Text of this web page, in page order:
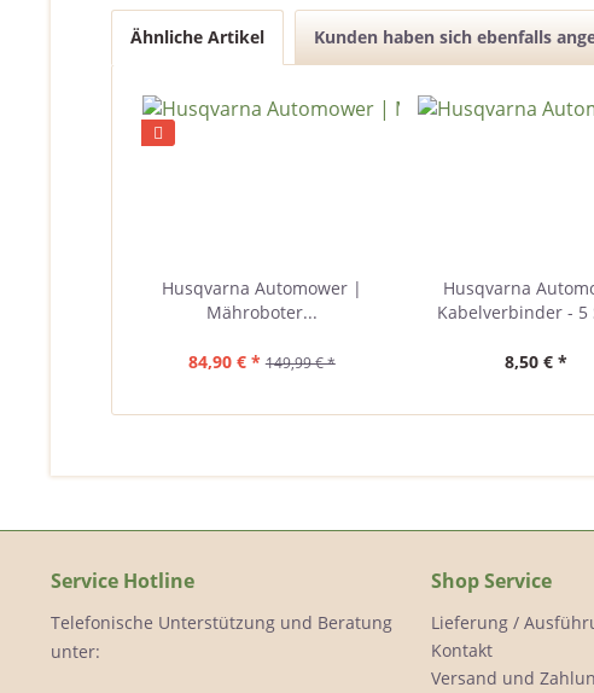
Ähnliche Artikel Kunden haben sich ebenfalls
Husqvarna Automower |
Mähroboter...
84,90 € * 149,99 € *
Husqvarna
Kabelverbinder - 5
8,50 € *
Service Hotline
Telefonische Unterstützung und Beratung
unter:
Shop Service
Lieferung /
Kontakt
Versand und